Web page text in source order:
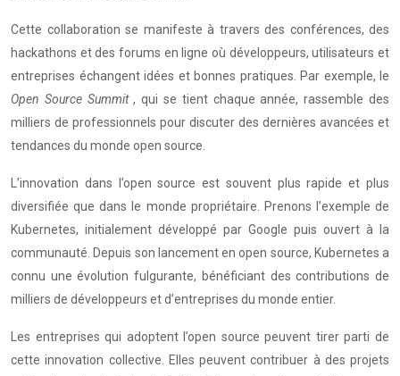
Cette collaboration se manifeste à travers des conférences, des
hackathons et des forums en ligne où développeurs, utilisateurs et
entreprises échangent idées et bonnes pratiques. Par exemple, le
Open Source Summit, qui se tient chaque année, rassemble des
milliers de professionnels pour discuter des dernières avancées et
tendances du monde open source.
L’innovation dans l’open source est souvent plus rapide et plus
diversifiée que dans le monde propriétaire. Prenons l’exemple de
Kubernetes, initialement développé par Google puis ouvert à la
communauté. Depuis son lancement en open source, Kubernetes a
connu une évolution fulgurante, bénéficiant des contributions de
milliers de développeurs et d’entreprises du monde entier.
Les entreprises qui adoptent l’open source peuvent tirer parti de
cette innovation collective. Elles peuvent contribuer à des projets